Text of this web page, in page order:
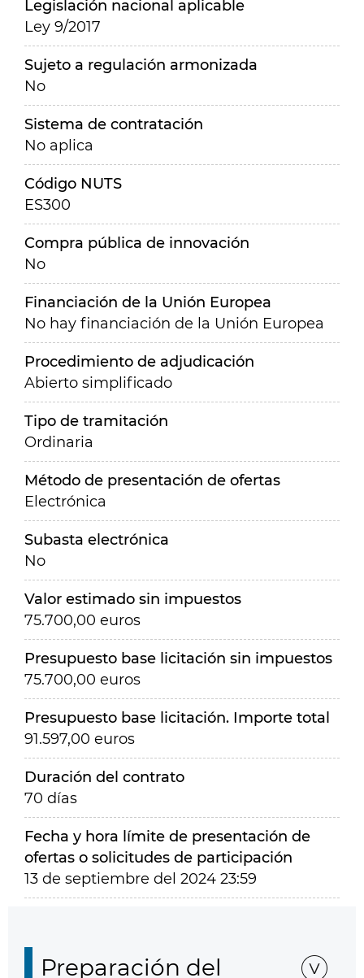
Legislación nacional aplicable
Ley 9/2017
Sujeto a regulación armonizada
No
Sistema de contratación
No aplica
Código NUTS
ES300
Compra pública de innovación
No
Financiación de la Unión Europea
No hay financiación de la Unión Europea
Procedimiento de adjudicación
Abierto simplificado
Tipo de tramitación
Ordinaria
Método de presentación de ofertas
Electrónica
Subasta electrónica
No
Valor estimado sin impuestos
75.700,00 euros
Presupuesto base licitación sin impuestos
75.700,00 euros
Presupuesto base licitación. Importe total
91.597,00 euros
Duración del contrato
70 días
Fecha y hora límite de presentación de
ofertas o solicitudes de participación
13 de septiembre del 2024 23:59
Preparación del